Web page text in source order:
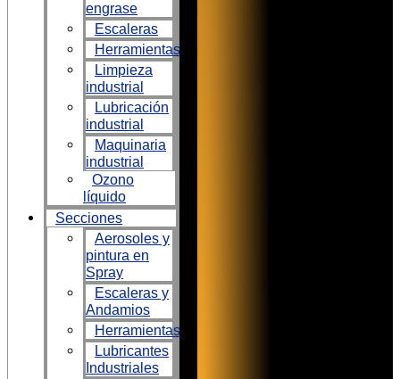
engrase
Escaleras
Herramientas
Limpieza
industrial
Lubricación
industrial
Maquinaria
industrial
Ozono
líquido
Secciones
Aerosoles y
pintura en
Spray
Escaleras y
Andamios
Herramientas
Lubricantes
Industriales